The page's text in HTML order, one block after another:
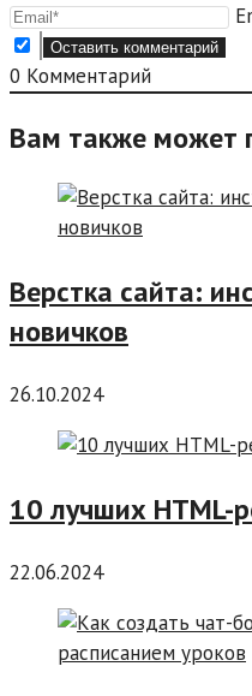
0 Комментарий
Вам также может
Верстка сайта:
новичков
26.10.2024
10 лучших HTML-
22.06.2024